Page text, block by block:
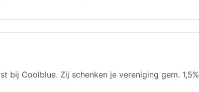
bij Coolblue. Zij schenken je vereniging gem. 1,5%